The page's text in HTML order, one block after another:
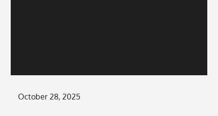
Posted
October 28, 2025